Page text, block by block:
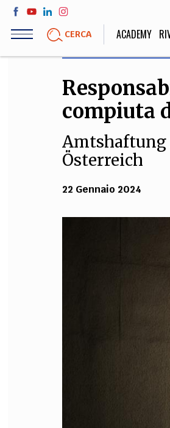
Salta
contenuto
CERCA ACADEMY
LIFE STYLE
Sport, Cucina, Viaggi,
compiuta
Amtshaftung
Österreich
22 Gennaio 2024